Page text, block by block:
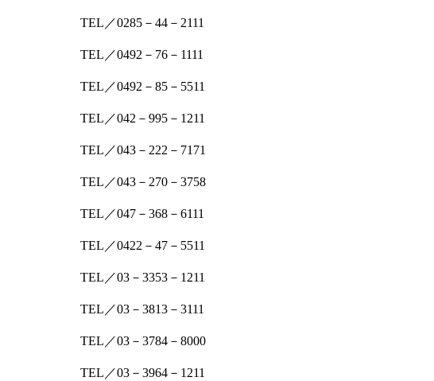
TEL／0285－44－2111
TEL／0492－76－1111
TEL／0492－85－5511
TEL／042－995－1211
TEL／043－222－7171
TEL／043－270－3758
TEL／047－368－6111
TEL／0422－47－5511
TEL／03－3353－1211
TEL／03－3813－3111
TEL／03－3784－8000
TEL／03－3964－1211